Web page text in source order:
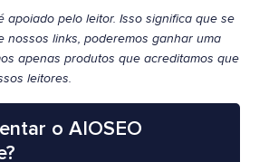
apoiado pelo leitor. Isso significa que se
nossos links, poderemos ganhar uma
apenas produtos que acreditamos que
leitores.
o AIOSEO